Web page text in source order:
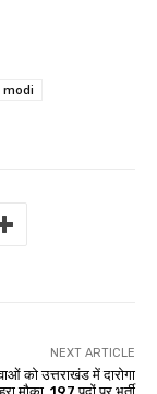
NEXT ARTICLE
को उत्तराखंड में दारोगा